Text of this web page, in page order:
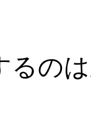
るの